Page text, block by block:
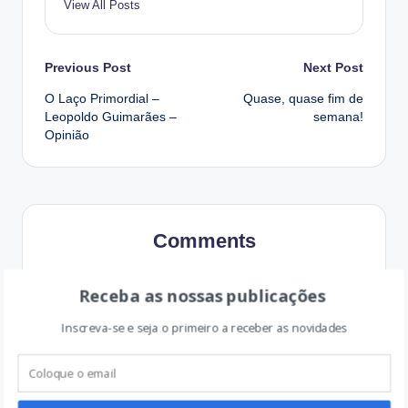
View All Posts
Post
navigation
Previous Post
O Laço Primordial –
Leopoldo Guimarães –
Opinião
Next Post
Quase, quase fim de
semana!
Comments
Março 15, 2017,11:48 am
Até tinha medo de o ler haha xD
Beijinhos,
http://www.pirilamposemarte.com
Receba as nossas publicações
Inscreva-se e seja o primeiro a receber as novidades